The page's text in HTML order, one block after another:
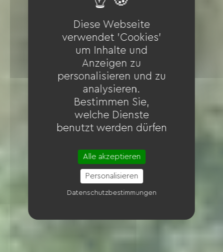
Diese Webseite
verwendet 'Cookies'
um Inhalte und
Anzeigen zu
personalisieren und zu
analysieren.
Bestimmen Sie,
welche Dienste
benutzt werden dürfen
Alle akzeptieren
Personalisieren
Datenschutzbestimmungen